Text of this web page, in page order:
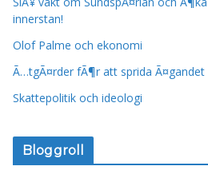
innerstan!
Olof Palme och ekonomi
Ã…tgÃ¤rder fÃ¶r att sprida Ã¤gandet
Skattepolitik och ideologi
Bloggroll